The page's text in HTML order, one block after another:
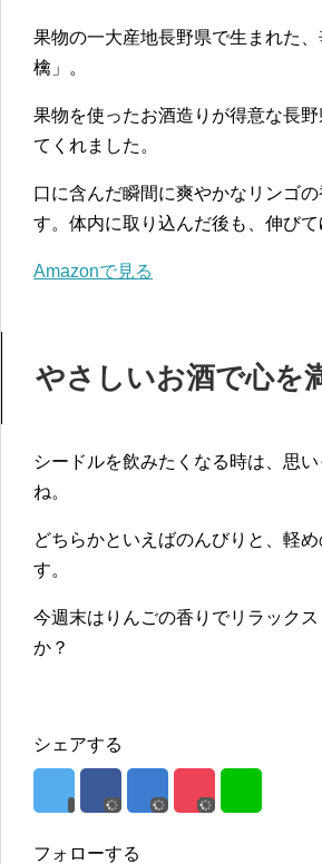
果物の一大産地長野県で生まれた
檎」。
果物を使ったお酒造りが得意な長
てくれました。
口に含んだ瞬間に爽やかなリンゴ
す。体内に取り込んだ後も、伸び
Amazonで見る
やさしいお酒で心を
シードルを飲みたくなる時は、思
ね。
どちらかといえばのんびりと、軽
す。
今週末はりんごの香りでリラック
か？
シェアする
フォローする